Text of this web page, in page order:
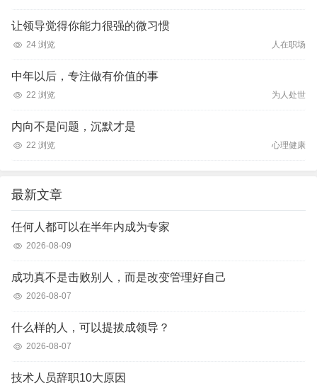
让领导觉得你能力很强的微习惯
24 浏览 人在职场
中年以后，专注做有价值的事
22 浏览 为人处世
内向不是问题，沉默才是
22 浏览 心理健康
最新文章
任何人都可以在半年内成为专家
2026-08-09
成功真不是击败别人，而是改变管理好自己
2026-08-07
什么样的人，可以提拔成领导？
2026-08-07
技术人员辞职10大原因